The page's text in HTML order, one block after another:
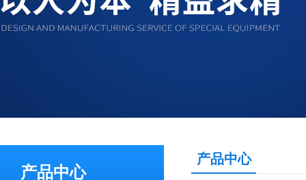
产品中心
产品中心